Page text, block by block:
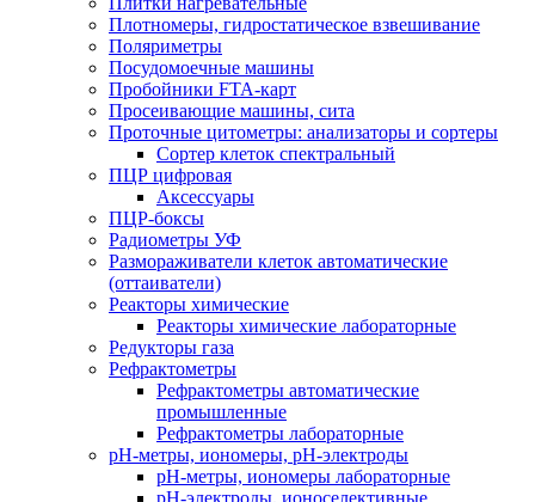
Плотномеры, гидростатическое взвешивание
Поляриметры
Посудомоечные машины
Пробойники FTA-карт
Просеивающие машины, сита
Проточные цитометры: анализаторы и сортеры
Сортер клеток спектральный
ПЦР цифровая
Аксессуары
ПЦР-боксы
Радиометры УФ
Размораживатели клеток автоматические
(оттаиватели)
Реакторы химические
Реакторы химические лабораторные
Редукторы газа
Рефрактометры
Рефрактометры автоматические
промышленные
Рефрактометры лабораторные
рН-метры, иономеры, рН-электроды
рН-метры, иономеры лабораторные
рН-электроды, ионоселективные